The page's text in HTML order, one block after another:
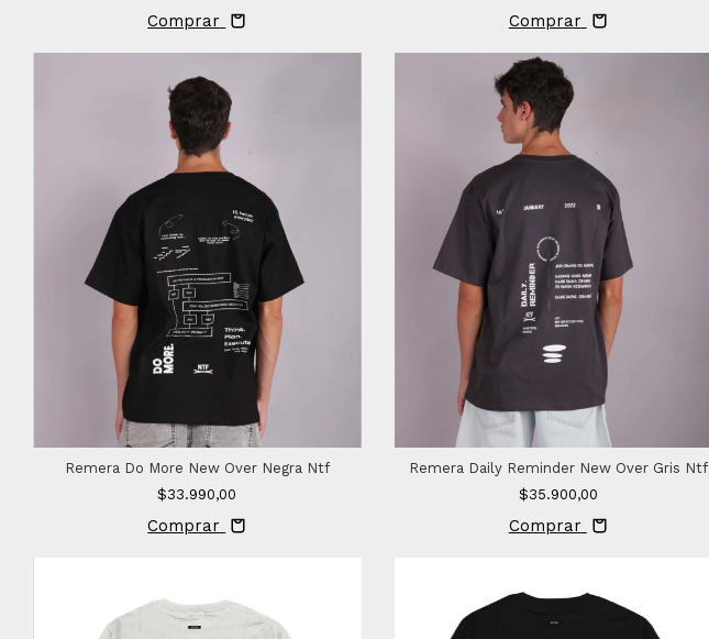
Comprar Comprar
Remera Do More New Over Negra Ntf
$33.990,00
Comprar
Remera Daily Reminder New Over Gris Ntf
$35.900,00
Comprar